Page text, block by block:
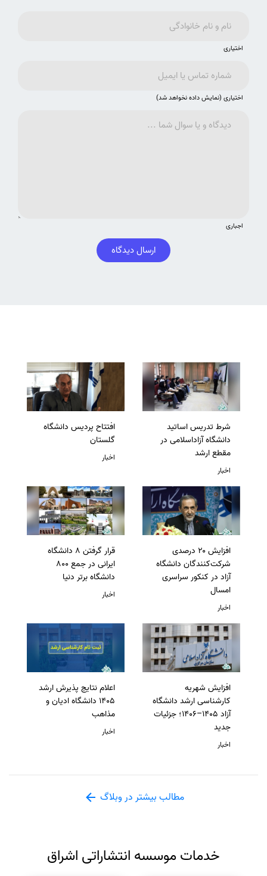
اختیاری
اختیاری (نمایش داده نخواهد شد)
اجباری
ارسال دیدگاه
شرط تدریس اساتید
دانشگاه آزاداسلامی در
مقطع ارشد
اخبار
افتتاح پردیس دانشگاه
گلستان
اخبار
افزایش ۲۰ درصدی
شرکت‌کنندگان دانشگاه
آزاد در کنکور سراسری
امسال
اخبار
قرار گرفتن 8 دانشگاه
ایرانی در جمع 800
دانشگاه برتر دنیا
اخبار
افزایش شهریه
کارشناسی ارشد دانشگاه
آزاد 1405–1406؛ جزئیات
جدید
اخبار
اعلام نتایج پذیرش ارشد
1405 دانشگاه ادیان و
مذاهب
اخبار
مطالب بیشتر در وبلاگ
خدمات موسسه انتشاراتی اشراق